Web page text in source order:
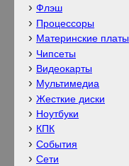
Флэш
Процессоры
Материнские платы
Чипсеты
Видеокарты
Мультимедиа
Жесткие диски
Ноутбуки
КПК
События
Сети